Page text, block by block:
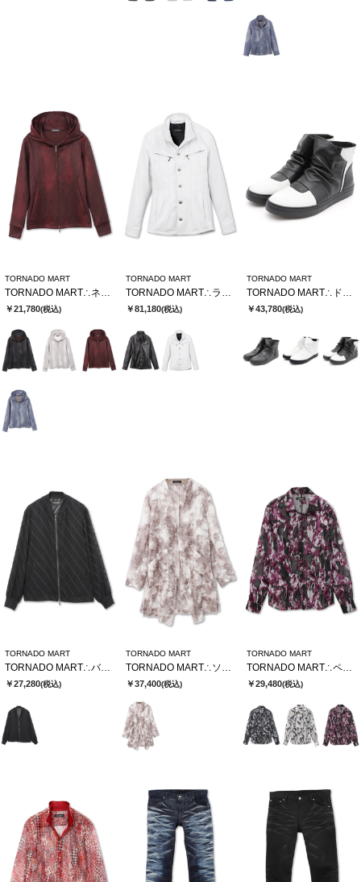
TORNADO MART
￥21,780(税込)
TORNADO MART
￥81,180(税込)
TORNADO MART
￥43,780(税込)
TORNADO MART
TORNADO MART∴バイヤスストライプシアーブルゾン
￥27,280(税込)
TORNADO MART
TORNADO MART∴ソフトシャドーカットJQロングカーデ
￥37,400(税込)
TORNADO MART
TORNADO MART∴ペイントフロッキーオーガンジーシャツ
￥29,480(税込)